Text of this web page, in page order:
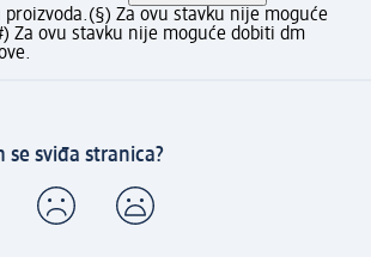
(§) Za ovu stavku nije moguće
Za ovu stavku nije moguće dobiti dm
se sviđa stranica?